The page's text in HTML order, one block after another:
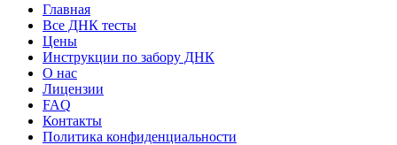
Главная
Все ДНК тесты
Цены
Инструкции по забору ДНК
О нас
Лицензии
FAQ
Контакты
Политика конфиденциальности